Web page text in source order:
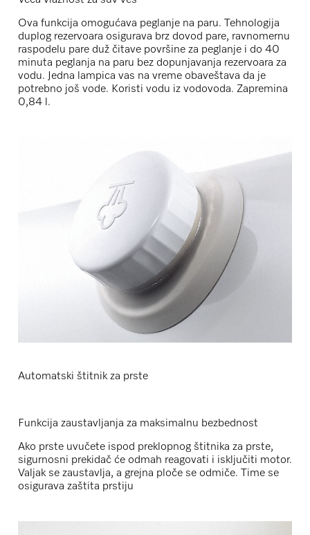
Ova funkcija omogućava peglanje na paru. Tehnologija
duplog rezervoara osigurava brz dovod pare, ravnomernu
raspodelu pare duž čitave površine za peglanje i do 40
minuta peglanja na paru bez dopunjavanja rezervoara za
vodu. Jedna lampica vas na vreme obaveštava da je
potrebno još vode. Koristi vodu iz vodovoda. Zapremina
0,84 l.
Automatski štitnik za prste
Funkcija zaustavljanja za maksimalnu bezbednost
Ako prste uvučete ispod preklopnog štitnika za prste,
sigurnosni prekidač će odmah reagovati i isključiti motor.
Valjak se zaustavlja, a grejna ploče se odmiče. Time se
osigurava zaštita prstiju